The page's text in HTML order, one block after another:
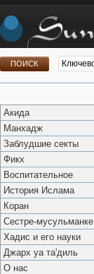
Акида
Манхадж
Заблудшие секты
Фикх
Воспитательное
История Ислама
Коран
Сестре-мусульманке
Хадис и его науки
Джарх уа та'диль
О нас